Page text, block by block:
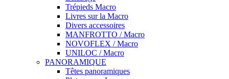
Trépieds Macro
Livres sur la Macro
Divers accessoires
MANFROTTO / Macro
NOVOFLEX / Macro
UNILOC / Macro
PANORAMIQUE
Têtes panoramiques